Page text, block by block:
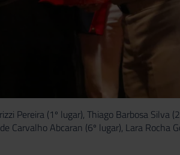
Pereira (1º lugar), Thiago Barbosa Silva
Carvalho Abcaran (6º lugar), Lara Rocha